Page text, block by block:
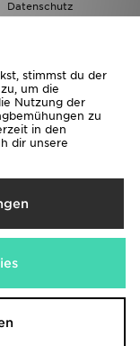
Datenschutz
stimmst du der
um die
Nutzung der
zu
in den
dir unsere